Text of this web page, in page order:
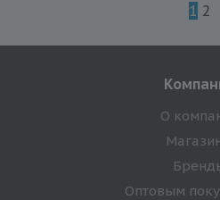
1 2
О
Оптовым